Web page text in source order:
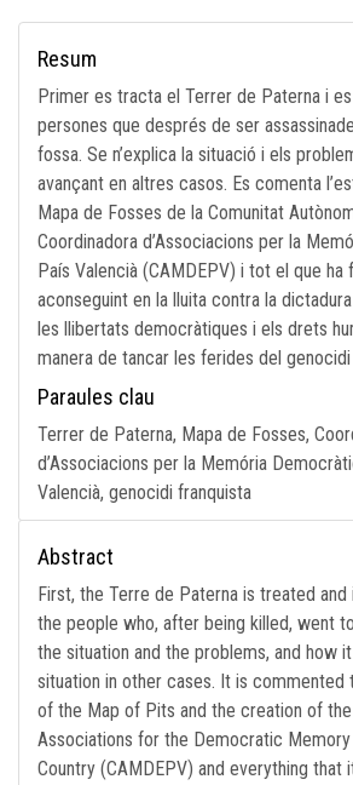
Resum
Primer es tracta el Terrer de Paterna i
persones que després de ser
fossa. Se n’explica la situació i els
avançant en altres casos. Es comenta
Mapa de Fosses de la Comunitat
Coordinadora d’Associacions per la
País Valencià (CAMDEPV) i tot el que ha
aconseguint en la lluita contra la
les llibertats democràtiques i els drets
manera de tancar les ferides del
Paraules clau
Terrer de Paterna, Mapa de Fosses,
d’Associacions per la Memória
Valencià, genocidi franquista
Abstract
First, the Terre de Paterna is treated
the people who, after being killed, went
the situation and the problems, and how
situation in other cases. It is commented
of the Map of Pits and the creation of
Associations for the Democratic
Country (CAMDEPV) and everything that